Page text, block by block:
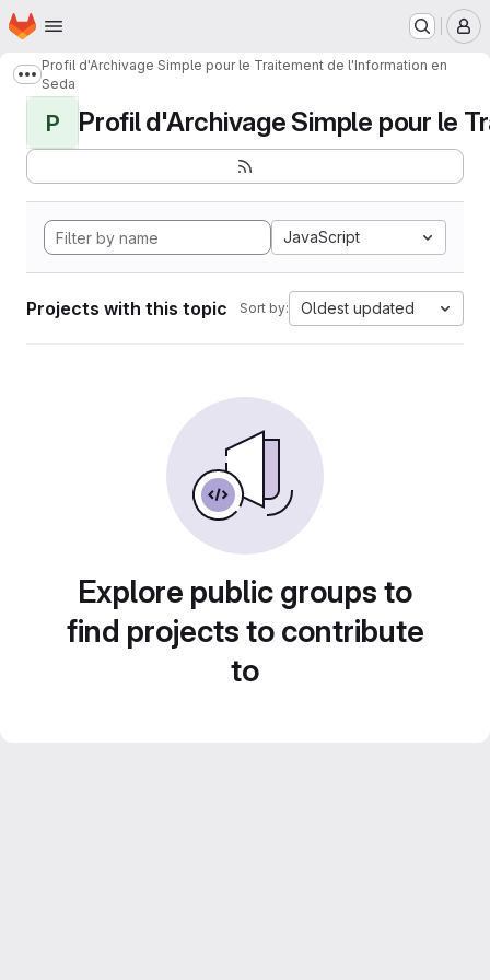
Skip to main content
Homepage
Show more breadcrumbs
Profil d'Archivage Simple pour le Traitement de l'Information en
Seda
P Profil d'Archivage Simple pour le
JavaScript
Projects with this topic Sort by: Oldest updated
Explore public groups to
find projects to contribute
to